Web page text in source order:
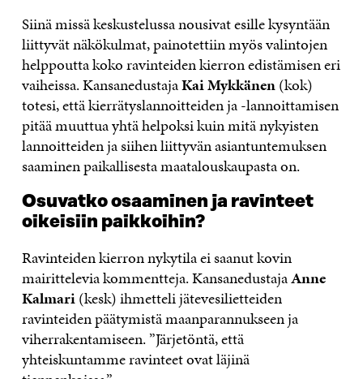
Siinä missä keskustelussa nousivat esille kysyntään
liittyvät näkökulmat, painotettiin myös valintojen
helppoutta koko ravinteiden kierron edistämisen eri
vaiheissa. KansanedustajaKai Mykkänen(kok)
totesi, että kierrätyslannoitteiden ja -lannoittamisen
pitää muuttua yhtä helpoksi kuin mitä nykyisten
lannoitteiden ja siihen liittyvän asiantuntemuksen
saaminen paikallisesta maatalouskaupasta on.
Osuvatko osaaminen ja ravinteet
oikeisiin paikkoihin?
Ravinteiden kierron nykytila ei saanut kovin
mairittelevia kommentteja. KansanedustajaAnne
Kalmari(kesk) ihmetteli jätevesilietteiden
ravinteiden päätymistä maanparannukseen ja
viherrakentamiseen. ”Järjetöntä, että
yhteiskuntamme ravinteet ovat läjinä